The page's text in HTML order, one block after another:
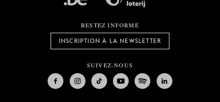
RESTEZ INFORMÉ
INSCRIPTION À LA NEWSLETTER
SUIVEZ-NOUS